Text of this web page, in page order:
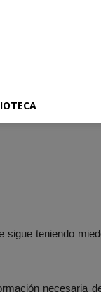
teniendo
necesaria